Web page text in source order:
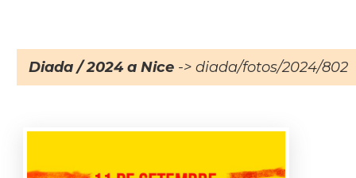
Diada / 2024 a Nice -> diada/fotos/2024/802